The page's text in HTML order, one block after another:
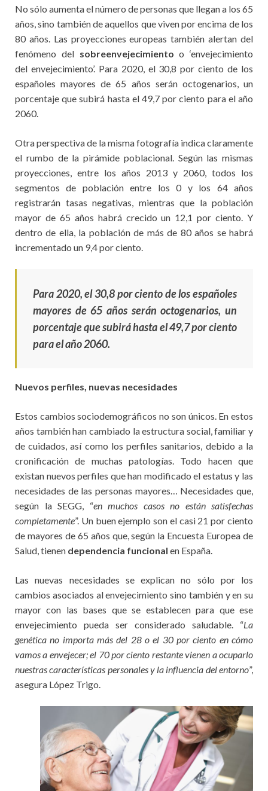
No sólo aumenta el número de personas que llegan a los 65
años, sino también de aquellos que viven por encima de los
80 años. Las proyecciones europeas también alertan del
fenómeno del sobreenvejecimiento o ‘envejecimiento
del envejecimiento’. Para 2020, el 30,8 por ciento de los
españoles mayores de 65 años serán octogenarios, un
porcentaje que subirá hasta el 49,7 por ciento para el año
2060.
Otra perspectiva de la misma fotografía indica claramente
el rumbo de la pirámide poblacional. Según las mismas
proyecciones, entre los años 2013 y 2060, todos los
segmentos de población entre los 0 y los 64 años
registrarán tasas negativas, mientras que la población
mayor de 65 años habrá crecido un 12,1 por ciento. Y
dentro de ella, la población de más de 80 años se habrá
incrementado un 9,4 por ciento.
Para 2020, el 30,8 por ciento de los españoles
mayores de 65 años serán octogenarios, un
porcentaje que subirá hasta el 49,7 por ciento
para el año 2060.
Nuevos perfiles, nuevas necesidades
Estos cambios sociodemográficos no son únicos. En estos
años también han cambiado la estructura social, familiar y
de cuidados, así como los perfiles sanitarios, debido a la
cronificación de muchas patologías. Todo hacen que
existan nuevos perfiles que han modificado el estatus y las
necesidades de las personas mayores… Necesidades que,
según la SEGG, “en muchos casos no están satisfechas
completamente”. Un buen ejemplo son el casi 21 por ciento
de mayores de 65 años que, según la Encuesta Europea de
Salud, tienen dependencia funcional en España.
Las nuevas necesidades se explican no sólo por los
cambios asociados al envejecimiento sino también y en su
mayor con las bases que se establecen para que ese
envejecimiento pueda ser considerado saludable. “La
genética no importa más del 28 o el 30 por ciento en cómo
vamos a envejecer; el 70 por ciento restante vienen a ocuparlo
nuestras características personales y la influencia del entorno”,
asegura López Trigo.